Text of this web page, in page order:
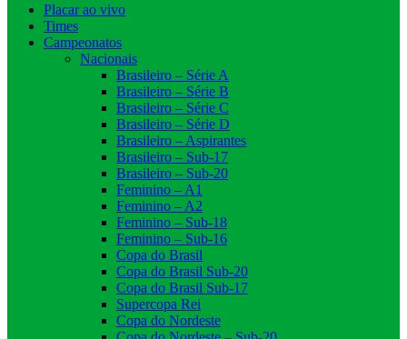
Placar ao vivo
Times
Campeonatos
Nacionais
Brasileiro – Série A
Brasileiro – Série B
Brasileiro – Série C
Brasileiro – Série D
Brasileiro – Aspirantes
Brasileiro – Sub-17
Brasileiro – Sub-20
Feminino – A1
Feminino – A2
Feminino – Sub-18
Feminino – Sub-16
Copa do Brasil
Copa do Brasil Sub-20
Copa do Brasil Sub-17
Supercopa Rei
Copa do Nordeste